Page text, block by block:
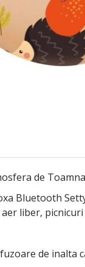
de
Bluetooth
liber,
de inalta